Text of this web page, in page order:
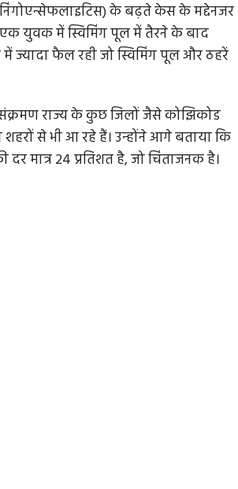
के बढ़ते केस के मद्देनजर
एक युवक में स्विमिंग पूल में तैरने के बाद
ज्यादा फैल रही जो स्विमिंग पूल और ठहरें
संक्रमण राज्य के कुछ जिलों जैसे कोझिकोड
से भी आ रहे हैं। उन्होंने आगे बताया कि
मात्र 24 प्रतिशत है, जो चिंताजनक है।